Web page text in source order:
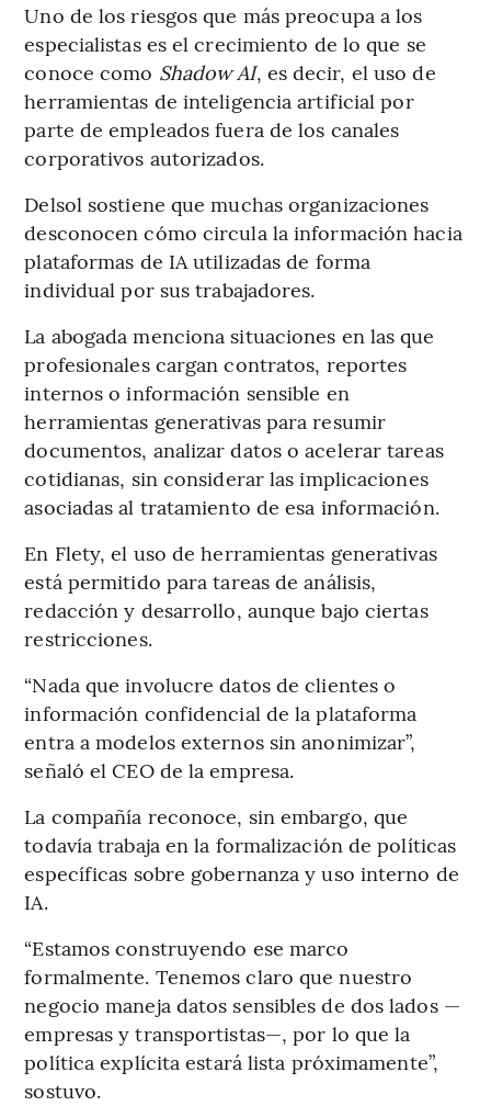
Uno de los riesgos que más preocupa a los
especialistas es el crecimiento de lo que se
conoce como Shadow AI, es decir, el uso de
herramientas de inteligencia artificial por
parte de empleados fuera de los canales
corporativos autorizados.
Delsol sostiene que muchas organizaciones
desconocen cómo circula la información hacia
plataformas de IA utilizadas de forma
individual por sus trabajadores.
La abogada menciona situaciones en las que
profesionales cargan contratos, reportes
internos o información sensible en
herramientas generativas para resumir
documentos, analizar datos o acelerar tareas
cotidianas, sin considerar las implicaciones
asociadas al tratamiento de esa información.
En Flety, el uso de herramientas generativas
está permitido para tareas de análisis,
redacción y desarrollo, aunque bajo ciertas
restricciones.
“Nada que involucre datos de clientes o
información confidencial de la plataforma
entra a modelos externos sin anonimizar”,
señaló el CEO de la empresa.
La compañía reconoce, sin embargo, que
todavía trabaja en la formalización de políticas
específicas sobre gobernanza y uso interno de
IA.
“Estamos construyendo ese marco
formalmente. Tenemos claro que nuestro
negocio maneja datos sensibles de dos lados —
empresas y transportistas—, por lo que la
política explícita estará lista próximamente”,
sostuvo.